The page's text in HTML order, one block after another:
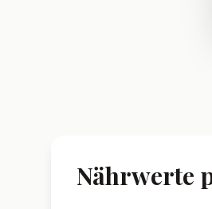
Nährwerte